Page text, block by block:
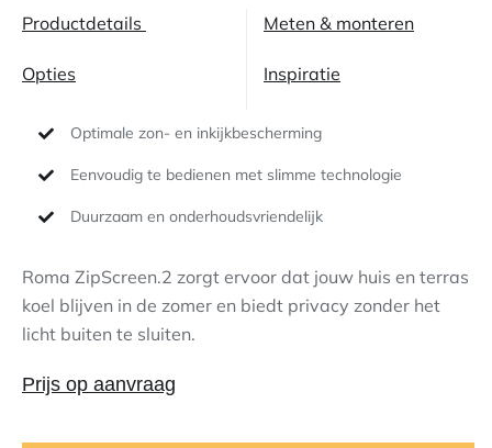
Productdetails
Opties
Meten & monteren
Inspiratie
Optimale zon- en inkijkbescherming
Eenvoudig te bedienen met slimme technologie
Duurzaam en onderhoudsvriendelijk
Roma ZipScreen.2 zorgt ervoor dat jouw huis en terras
koel blijven in de zomer en biedt privacy zonder het
licht buiten te sluiten.
Prijs op aanvraag